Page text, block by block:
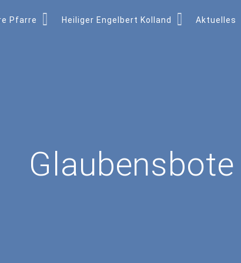
Pfarre Heiliger Engelbert Kolland Aktuelles
Glaubensbote